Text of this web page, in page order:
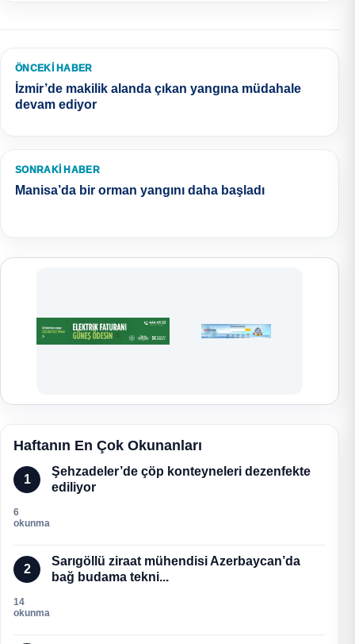
ÖNCEKI HABER
İzmir’de makilik alanda çıkan yangına müdahale
devam ediyor
SONRAKI HABER
Manisa’da bir orman yangını daha başladı
Haftanın En Çok Okunanları
1
Şehzadeler’de çöp konteyneleri dezenfekte
ediliyor
6
okunma
2
Sarıgöllü ziraat mühendisi Azerbaycan’da
bağ budama tekni...
14
okunma